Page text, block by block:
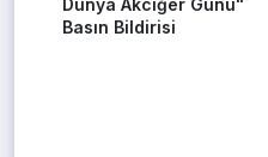
Dünya Akciğer Günü"
Basın Bildirisi